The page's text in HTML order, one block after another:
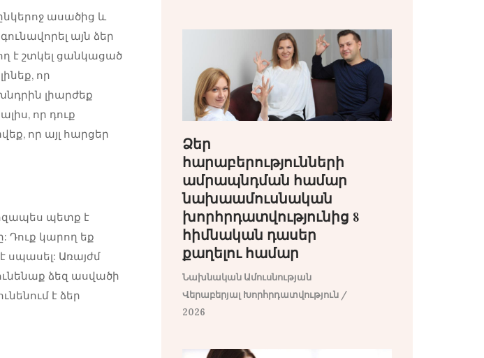
ասածից և
այն ձեր
է շտկել ցանկացած
որ
լիարժեք
որ դուք
որ այլ հարցեր
պետք է
Դուք կարող եք
սպասել: Առայժմ
ձեզ ասվածի
է ձեր
Ձեր
հարաբերությունների
ամրապնդման համար
նախաամուսնական
խորհրդատվությունից 8
հիմնական դասեր
քաղելու համար
Նախնական Ամուսնության
Վերաբերյալ Խորհրդատվություն /
2026